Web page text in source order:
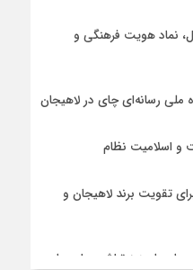
نماد هویت فرهنگی و
ملی رسانه‌ای چای در لاهیجان
و اسلامیت نظام
تقویت برند لاهیجان و
یا هزینه‌تراشی برای چای